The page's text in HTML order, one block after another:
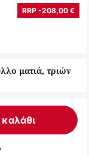
ματιά, τριών
RRP -208,00 €